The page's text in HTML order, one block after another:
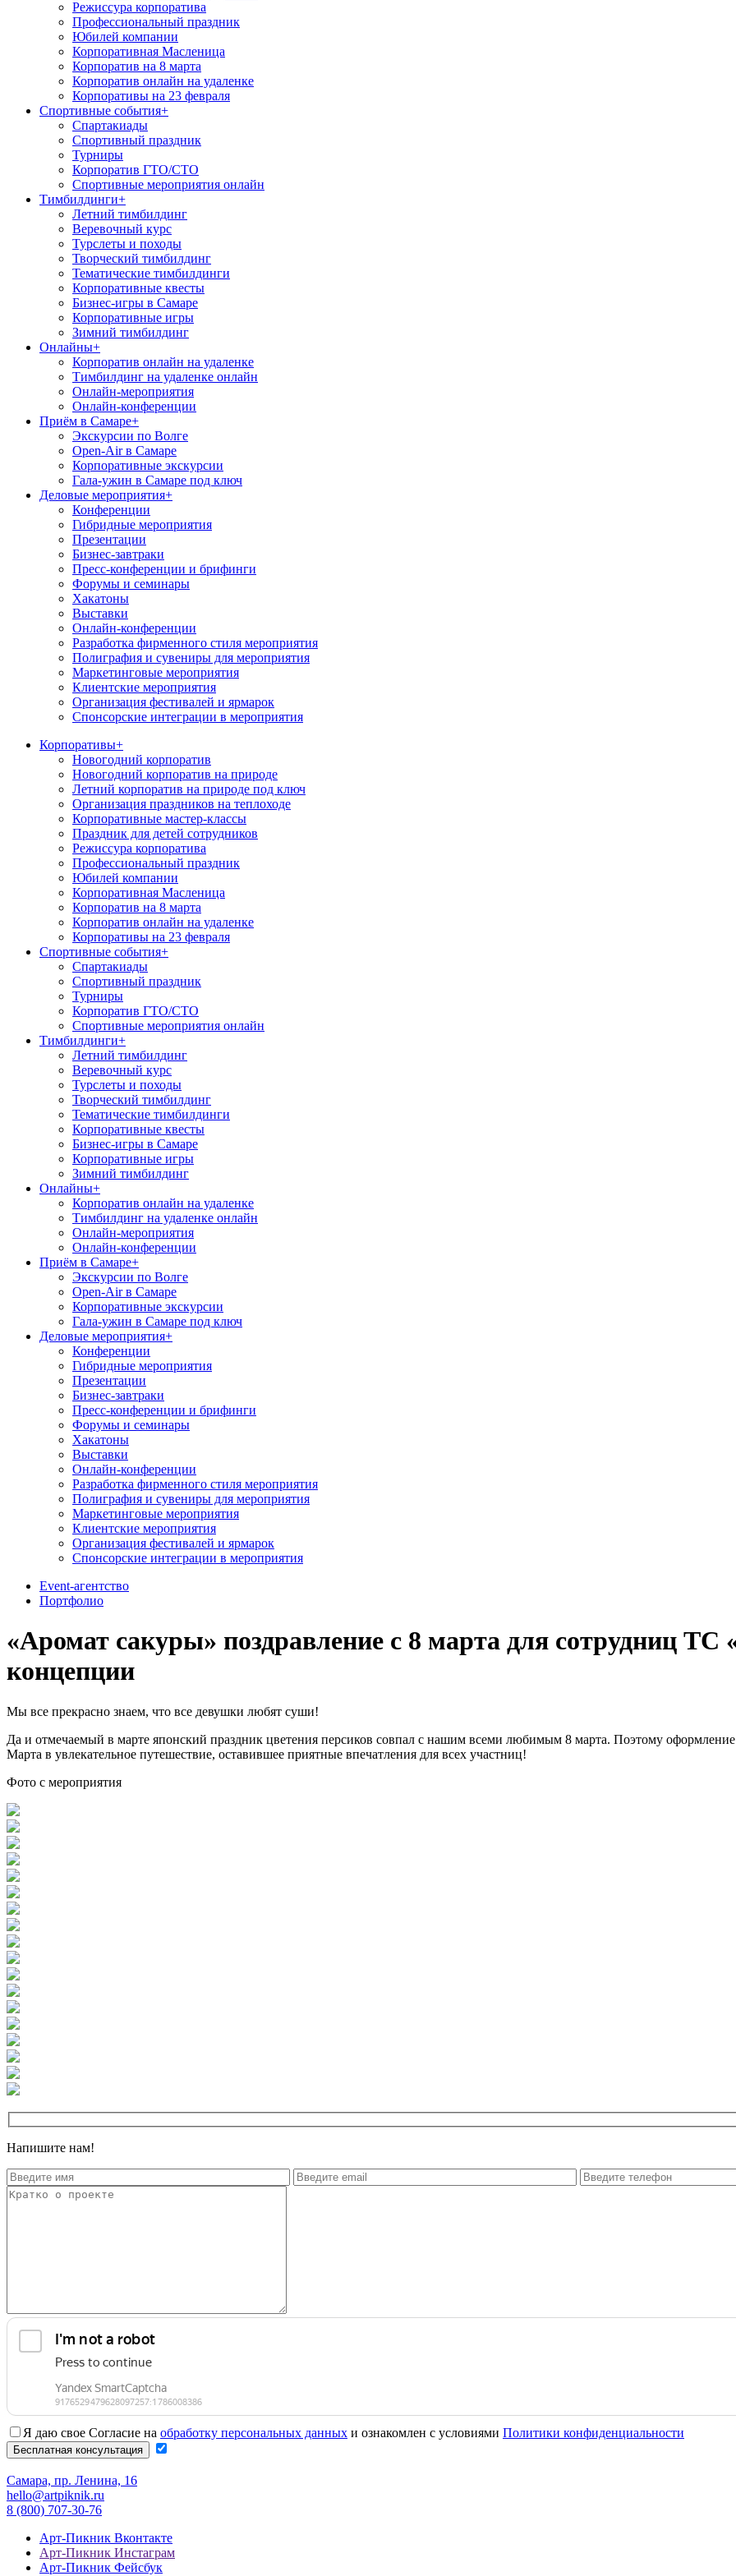
Режиссура корпоратива
Профессиональный праздник
Юбилей компании
Корпоративная Масленица
Корпоратив на 8 марта
Корпоратив онлайн на удаленке
Корпоративы на 23 февраля
Спортивные события+
Спартакиады
Спортивный праздник
Турниры
Корпоратив ГТО/СТО
Спортивные мероприятия онлайн
Тимбилдинги+
Летний тимбилдинг
Веревочный курс
Турслеты и походы
Творческий тимбилдинг
Тематические тимбилдинги
Корпоративные квесты
Бизнес-игры в Самаре
Корпоративные игры
Зимний тимбилдинг
Онлайны+
Корпоратив онлайн на удаленке
Тимбилдинг на удаленке онлайн
Онлайн-мероприятия
Онлайн-конференции
Приём в Самаре+
Экскурсии по Волге
Open-Air в Самаре
Корпоративные экскурсии
Гала-ужин в Самаре под ключ
Деловые мероприятия+
Конференции
Гибридные мероприятия
Презентации
Бизнес-завтраки
Пресс-конференции и брифинги
Форумы и семинары
Хакатоны
Выставки
Онлайн-конференции
Разработка фирменного стиля мероприятия
Полиграфия и сувениры для мероприятия
Маркетинговые мероприятия
Клиентские мероприятия
Организация фестивалей и ярмарок
Спонсорские интеграции в мероприятия
Корпоративы+
Новогодний корпоратив
Новогодний корпоратив на природе
Летний корпоратив на природе под ключ
Организация праздников на теплоходе
Корпоративные мастер-классы
Праздник для детей сотрудников
Режиссура корпоратива
Профессиональный праздник
Юбилей компании
Корпоративная Масленица
Корпоратив на 8 марта
Корпоратив онлайн на удаленке
Корпоративы на 23 февраля
Спортивные события+
Спартакиады
Спортивный праздник
Турниры
Корпоратив ГТО/СТО
Спортивные мероприятия онлайн
Тимбилдинги+
Летний тимбилдинг
Веревочный курс
Турслеты и походы
Творческий тимбилдинг
Тематические тимбилдинги
Корпоративные квесты
Бизнес-игры в Самаре
Корпоративные игры
Зимний тимбилдинг
Онлайны+
Корпоратив онлайн на удаленке
Тимбилдинг на удаленке онлайн
Онлайн-мероприятия
Онлайн-конференции
Приём в Самаре+
Экскурсии по Волге
Open-Air в Самаре
Корпоративные экскурсии
Гала-ужин в Самаре под ключ
Деловые мероприятия+
Конференции
Гибридные мероприятия
Презентации
Бизнес-завтраки
Пресс-конференции и брифинги
Форумы и семинары
Хакатоны
Выставки
Онлайн-конференции
Разработка фирменного стиля мероприятия
Полиграфия и сувениры для мероприятия
Маркетинговые мероприятия
Клиентские мероприятия
Организация фестивалей и ярмарок
Спонсорские интеграции в мероприятия
Event-агентство
Портфолио
«Аромат сакуры» поздравление с 8 марта для сотрудниц ТС
концепции
Мы все прекрасно знаем, что все девушки любят суши!
Да и отмечаемый в марте японский праздник цветения персиков совпал с нашим всеми любимым 8 марта. Поэтому оформление
Марта в увлекательное путешествие, оставившее приятные впечатления для всех участниц!
Фото с мероприятия
Напишите нам!
Я даю свое Согласие на обработку персональных данных и ознакомлен с условиями Политики конфиденциальности
Самара, пр. Ленина, 16
hello@artpiknik.ru
8 (800) 707-30-76
Арт-Пикник Вконтакте
Арт-Пикник Инстаграм
Арт-Пикник Фейсбук